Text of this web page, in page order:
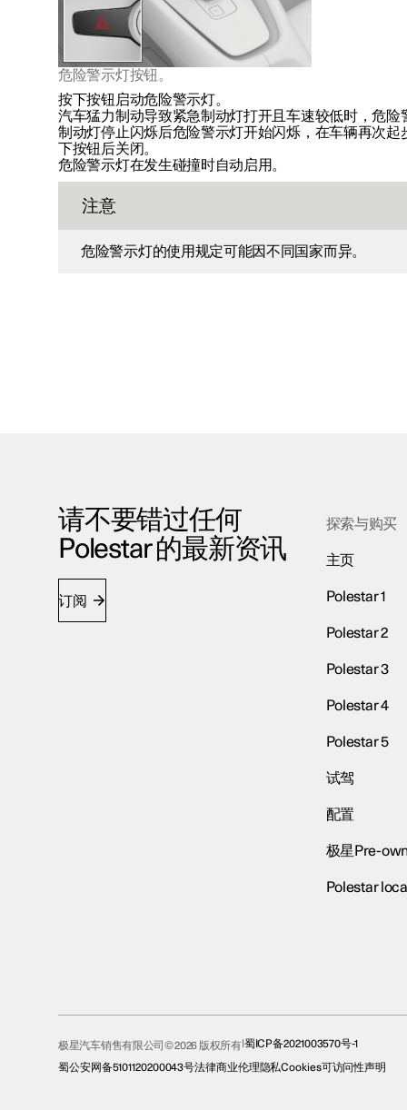
危险警示灯按钮。
按下按钮启动危险警示灯。
汽车猛力制动导致紧急制动灯打开且车速较低时，危险
制动灯停止闪烁后危险警示灯开始闪烁，在车辆再次起
下按钮后关闭。
危险警示灯在发生碰撞时自动启用。
注意
危险警示灯的使用规定可能因不同国家而异。
请不要错过任何
Polestar 的最新资讯
订阅
探索与购买
主页
Polestar 1
Polestar 2
Polestar 3
Polestar 4
Polestar 5
试驾
配置
极星Pre-
Polestar
极星汽车销售有限公司© 2026 版权所有 蜀ICP备2021003570号-1
蜀公安网备5101120200043号法律商业伦理隐私Cookies可访问性声明